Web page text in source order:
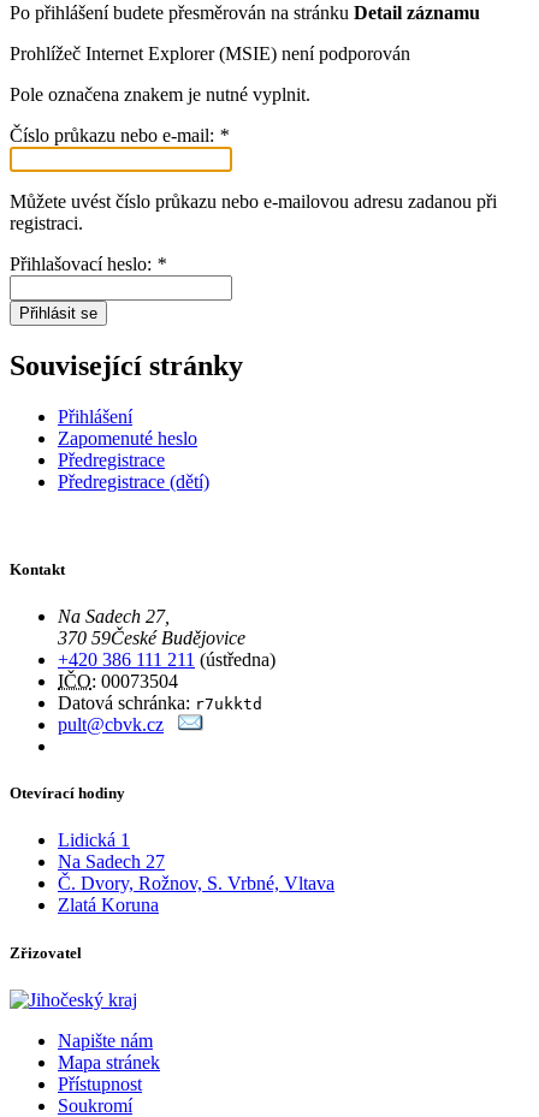
Po přihlášení budete přesměrován na stránku Detail záznamu
Prohlížeč Internet Explorer (MSIE) není podporován
Pole označena znakem je nutné vyplnit.
Číslo průkazu nebo e-mail: *
Můžete uvést číslo průkazu nebo e-mailovou adresu zadanou při
registraci.
Přihlašovací heslo: *
Přihlásit se
Související stránky
Přihlášení
Zapomenuté heslo
Předregistrace
Předregistrace (dětí)
Kontakt
Na Sadech 27,
370 59České Budějovice
+420 386 111 211 (ústředna)
IČO: 00073504
Datová schránka: r7ukktd
pult@cbvk.cz
Otevírací hodiny
Lidická 1
Na Sadech 27
Č. Dvory, Rožnov, S. Vrbné, Vltava
Zlatá Koruna
Zřizovatel
Napište nám
Mapa stránek
Přístupnost
Soukromí